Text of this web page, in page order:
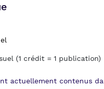
(1 crédit = 1 publication)
actuellement contenus